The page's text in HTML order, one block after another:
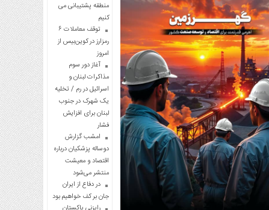
منطقه پشتیبانی می
کنیم
توقف معاملات ۶
رمزارز در کوین‌بیس از
امروز
آغاز دور سوم
مذاکرات لبنان و
اسرائیل در رم / تخلیه
یک شهرک در جنوب
لبنان برای افزایش
فشار
امشب گزارش
دوساله پزشکیان درباره
اقتصاد و معیشت
منتشر می‌شود
در دفاع از ایران
جان بر کف خواهیم بود